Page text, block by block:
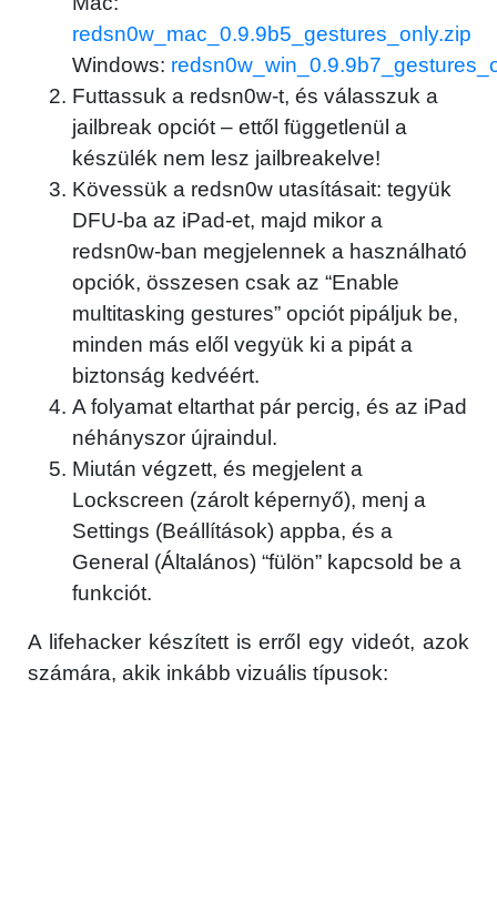
redsn0w_mac_0.9.9b5_gestures_only.zip
Windows:
Futtassuk a redsn0w-t, és válasszuk a
jailbreak opciót – ettől függetlenül a
készülék nem lesz jailbreakelve!
Kövessük a redsn0w utasításait: tegyük
DFU-ba az iPad-et, majd mikor a
redsn0w-ban megjelennek a használható
opciók, összesen csak az “Enable
multitasking gestures” opciót pipáljuk be,
minden más elől vegyük ki a pipát a
biztonság kedvéért.
A folyamat eltarthat pár percig, és az iPad
néhányszor újraindul.
Miután végzett, és megjelent a
Lockscreen (zárolt képernyő), menj a
Settings (Beállítások) appba, és a
General (Általános) “fülön” kapcsold be a
funkciót.
A lifehacker készített is erről egy videót, azok
számára, akik inkább vizuális típusok: